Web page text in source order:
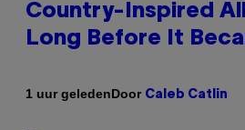
Country-Inspired
Long Before It
1 uur geledenDoor Caleb Catlin